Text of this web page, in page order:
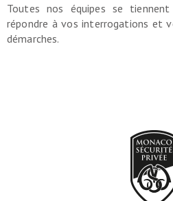
Toutes nos équipes se
répondre à vos interrogations et
démarches.